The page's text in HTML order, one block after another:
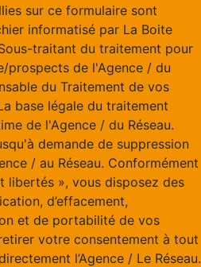
sur ce formulaire sont
informatisé par La Boite
traitant du traitement pour
prospects de l'Agence / du
du Traitement de vos
base légale du traitement
de l'Agence / du Réseau.
demande de suppression
/ au Réseau. Conformément
libertés », vous disposez des
d’effacement,
et de portabilité de vos
votre consentement à tout
l’Agence / Le Réseau.